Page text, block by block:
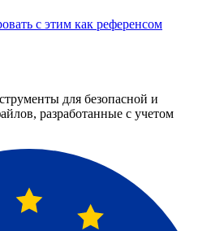
с этим как референсом
для безопасной и
разработанные с учетом